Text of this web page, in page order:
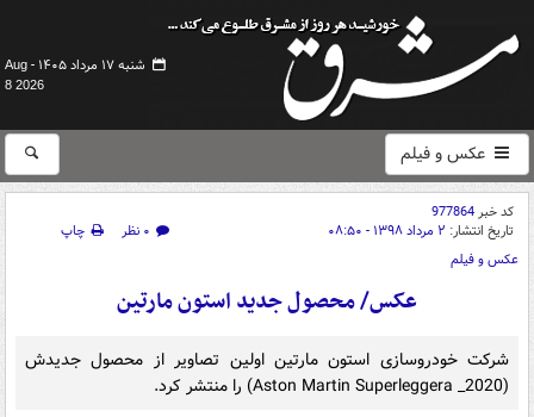
شنبه ۱۷ مرداد ۱۴۰۵ -
Aug
8 2026
عکس و فیلم
کد خبر977864
تاریخ انتشار: ۲ مرداد ۱۳۹۸ - ۰۸:۵۰ ۰ نظر
چاپ
عکس و فیلم
عکس/ محصول جدید استون مارتین
شرکت خودروسازی استون مارتین اولین تصاویر از محصول جدیدش
(Aston Martin Superleggera _2020) را منتشر کرد.